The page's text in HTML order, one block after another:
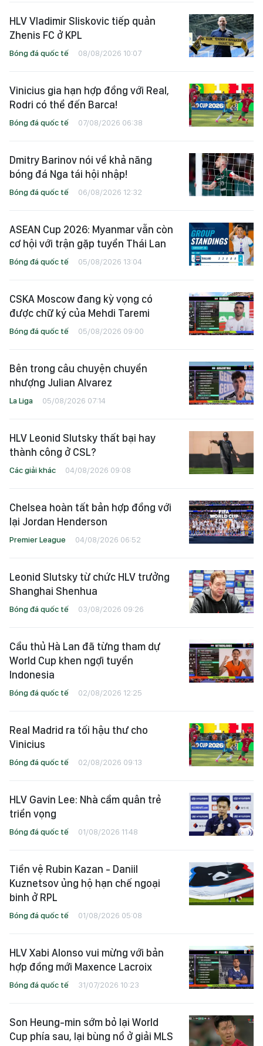
HLV Vladimir Sliskovic tiếp quản
Zhenis FC ở KPL
Bóng đá quốc tế 08/08/2026 10:07
Vinicius gia hạn hợp đồng với Real,
Rodri có thể đến Barca!
Bóng đá quốc tế 07/08/2026 06:38
Dmitry Barinov nói về khả năng
bóng đá Nga tái hội nhập!
Bóng đá quốc tế 06/08/2026 12:32
ASEAN Cup 2026: Myanmar vẫn còn
cơ hội với trận gặp tuyển Thái Lan
Bóng đá quốc tế 05/08/2026 13:04
CSKA Moscow đang kỳ vọng có
được chữ ký của Mehdi Taremi
Bóng đá quốc tế 05/08/2026 09:00
Bên trong câu chuyện chuyển
nhượng Julian Alvarez
La Liga 05/08/2026 07:14
HLV Leonid Slutsky thất bại hay
thành công ở CSL?
Các giải khác 04/08/2026 09:08
Chelsea hoàn tất bản hợp đồng với
lại Jordan Henderson
Premier League 04/08/2026 06:52
Leonid Slutsky từ chức HLV trưởng
Shanghai Shenhua
Bóng đá quốc tế 03/08/2026 09:26
Cầu thủ Hà Lan đã từng tham dự
World Cup khen ngợi tuyển
Indonesia
Bóng đá quốc tế 02/08/2026 12:25
Real Madrid ra tối hậu thư cho
Vinicius
Bóng đá quốc tế 02/08/2026 09:13
HLV Gavin Lee: Nhà cầm quân trẻ
triển vọng
Bóng đá quốc tế 01/08/2026 11:48
Tiền vệ Rubin Kazan - Daniil
Kuznetsov ủng hộ hạn chế ngoại
binh ở RPL
Bóng đá quốc tế 01/08/2026 05:08
HLV Xabi Alonso vui mừng với bản
hợp đồng mới Maxence Lacroix
Bóng đá quốc tế 31/07/2026 10:23
Son Heung-min sớm bỏ lại World
Cup phía sau, lại bùng nổ ở giải MLS